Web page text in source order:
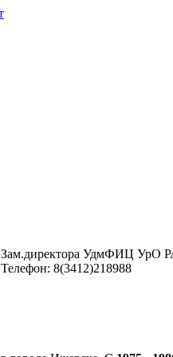
Зам.директора УдмФИЦ УрО
Телефон: 8(3412)218988